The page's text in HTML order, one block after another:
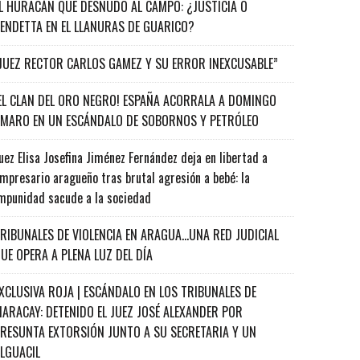
HURACÁN QUE DESNUDÓ AL CAMPO: ¿JUSTICIA O
EN EL LLANURAS DE GUARICO?
RECTOR CARLOS GAMEZ Y SU ERROR INEXCUSABLE”
CLAN DEL ORO NEGRO! ESPAÑA ACORRALA A DOMINGO
EN UN ESCÁNDALO DE SOBORNOS Y PETRÓLEO
Elisa Josefina Jiménez Fernández deja en libertad a
aragueño tras brutal agresión a bebé: la
sacude a la sociedad
DE VIOLENCIA EN ARAGUA…UNA RED JUDICIAL
OPERA A PLENA LUZ DEL DÍA
ROJA | ESCÁNDALO EN LOS TRIBUNALES DE
DETENIDO EL JUEZ JOSÉ ALEXANDER POR
EXTORSIÓN JUNTO A SU SECRETARIA Y UN